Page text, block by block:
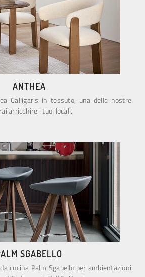
ANTHEA
Calligaris in tessuto, una delle nostre
arricchire i tuoi locali.
SGABELLO
cucina Palm Sgabello per ambientazioni